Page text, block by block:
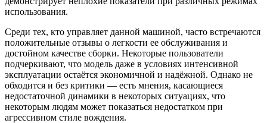
использования.
Среди тех, кто управляет данной машиной, часто встречаются
положительные отзывы о легкости ее обслуживания и
достойном качестве сборки. Некоторые пользователи
подчеркивают, что модель даже в условиях интенсивной
эксплуатации остаётся экономичной и надёжной. Однако не
обходится и без критики — есть мнения, касающиеся
недостаточной динамики в некоторых ситуациях, что
некоторым людям может показаться недостатком при
агрессивном стиле вождения.